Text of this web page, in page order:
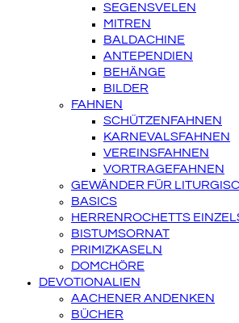
SEGENSVELEN
MITREN
BALDACHINE
ANTEPENDIEN
BEHÄNGE
BILDER
FAHNEN
SCHÜTZENFAHNEN
KARNEVALSFAHNEN
VEREINSFAHNEN
VORTRAGEFAHNEN
GEWÄNDER FÜR
BASICS
HERRENROCHETTS
BISTUMSORNAT
PRIMIZKASELN
DOMCHÖRE
DEVOTIONALIEN
AACHENER ANDENKEN
BÜCHER